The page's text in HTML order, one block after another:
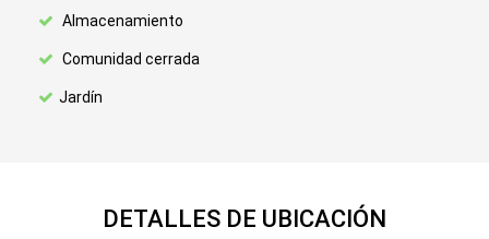
Almacenamiento
Comunidad cerrada
Jardín
DETALLES DE UBICACIÓN